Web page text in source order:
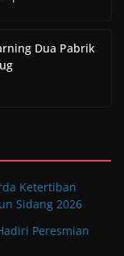
Dua Pabrik
Ketertiban
Sidang 2026
Peresmian